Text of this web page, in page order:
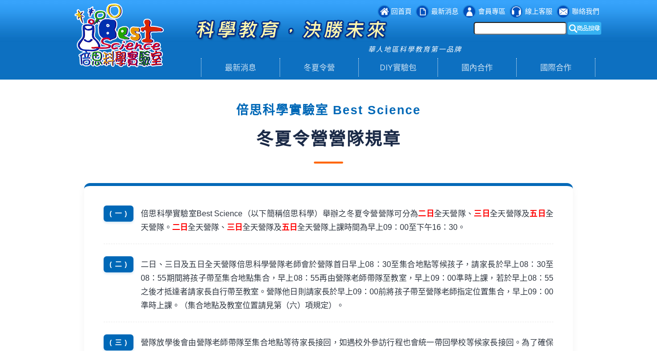
回首頁 最新消息 會員專區 線上客服 聯絡我們
華人地區科學教育第一品牌
最新消息 冬夏令營 DIY實驗包 國內合作 國際合作
倍思科學實驗室 Best Science
冬夏令營營隊規章
( 一 ) 倍思科學實驗室Best Science（以下簡稱倍思科學）舉辦之冬夏令營營隊可分為二日全天營隊、 三日全天營隊及五日全
天營隊。 二日全天營隊、 三日全天營隊及五日全天營隊上課時間為早上09：00至下午16：30。
( 二 )
二日、三日及五日全天營隊倍思科學營隊老師會於營隊首日早上08：30至集合地點等候孩子，請家長於早上08：30至
08：55期間將孩子帶至集合地點集合，早上08：55再由營隊老師帶隊至教室，早上09：00準時上課，若於早上08：55
之後才抵達者請家長自行帶至教室。營隊他日則請家長於早上09：00前將孩子帶至營隊老師指定位置集合，早上09：00
準時上課。（集合地點及教室位置請見第（六）項規定）。
( 三 )
營隊放學後會由營隊老師帶隊至集合地點等待家長接回，如遇校外參訪行程也會統一帶回學校等候家長接回。為了確保